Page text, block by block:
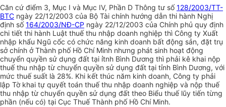
Căn cứ điểm 3, Mục I và Mục IV, Phần D Thông tư số128/2003/TT-
BTC ngày 22/12/2003 của Bộ Tài chính hướng dẫn thi hành Nghị
định số164/2003/NĐ-CP ngày 22/12/2003 của Chính phủ quy định
chi tiết thi hành Luật thuế thu nhập doanh nghiệp thì Công ty Xuất
nhập khẩu Ngũ cốc có chức năng kinh doanh bất động sản, đặt trụ
sở chính ở Thành phố Hồ Chí Minh nhưng phát sinh hoạt động
chuyển quyền sử dụng đất tại ỉtnh Bình Dương thì phải kê khai nộp
thuế thu nhập từ chuyển quyền sử dụng đất tại tỉnh Bình Dương, với
mức thuế suất là 28%. Khi kết thúc năm kinh doanh, Công ty phải
lập Tờ khai tự quyết toán thuế thu nhập doanh nghiệp và nộp thuế
thu nhập từ chuyển quyền sử dụng đất theo Biểu thuế lũy tiến từng
phần (nếu có) tại Cục Thuế Thành phố Hồ Chí Minh.